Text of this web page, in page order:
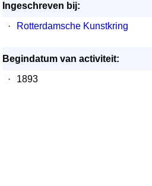
Ingeschreven bij:
·
Rotterdamsche Kunstkring
Begindatum van activiteit:
·
1893